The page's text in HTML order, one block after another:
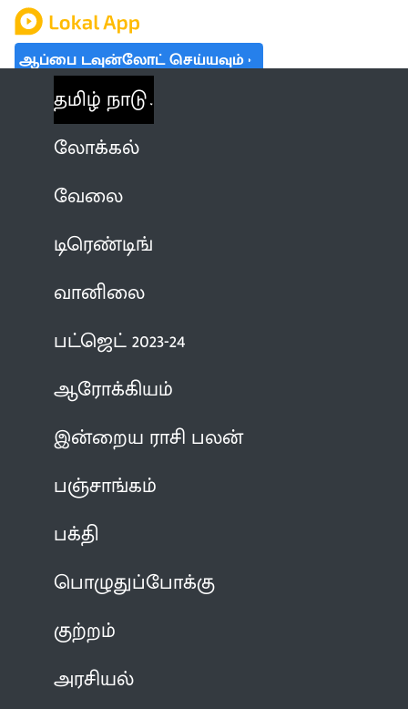
ஆப்பை டவுன்லோட் செய்யவும்
தமிழ் நாடு
லோக்கல்
வேலை
டிரெண்டிங்
வானிலை
பட்ஜெட் 2023-24
ஆரோக்கியம்
இன்றைய ராசி பலன்
பஞ்சாங்கம்
பக்தி
பொழுதுப்போக்கு
குற்றம்
அரசியல்